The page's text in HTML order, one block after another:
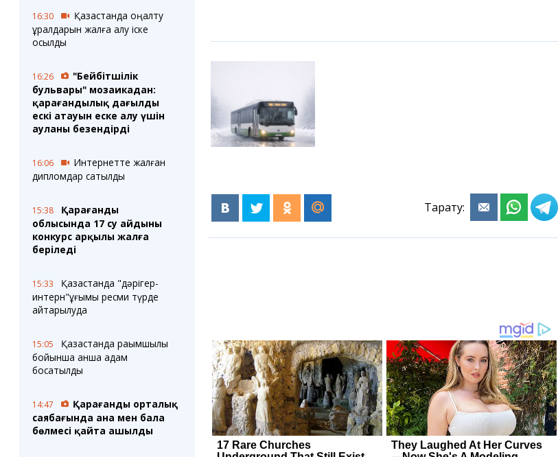
16:30
Қазақстанда оңалту
құралдарын жалға алу іске
қосылды
16:26
"Бейбітшілік
бульвары" мозаикадан:
қарағандылық даңғылдың
ескі атауын еске алу үшін
ауланы безендірді
16:06
Интернетте жалған
дипломдар сатылды
15:38
Қарағанды
облысында 17 су айдыны
конкурс арқылы жалға
беріледі
15:33
Қазақстанда "дәрігер-
интерн"ұғымы ресми түрде
қайтарылуда
15:05
Қазақстанда рақымшылық
бойынша қанша адам
босатылды
14:47
Қарағанды орталық
саябағында ана мен бала
бөлмесі қайта ашылды
Тарату: